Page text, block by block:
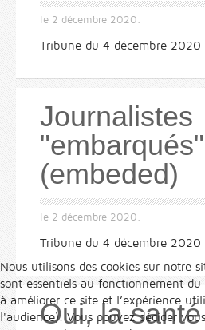
le 2 décembre 2020.
Tribune du 4 décembre 2020
Journalistes
(embeded)
le 2 décembre 2020.
Tribune du 4 décembre 2020
Oui, la
Nous utilisons des cookies sur notre
sont essentiels au fonctionnement du
à améliorer ce site et l’expérience
l'audience). Vous pouvez décider